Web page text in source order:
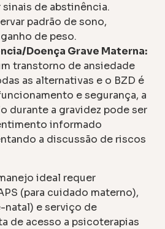
de abstinência.
padrão de sono,
de peso.
Doença Grave Materna:
transtorno de ansiedade
as alternativas e o BZD é
e segurança, a
durante a gravidez pode ser
informado
a discussão de riscos
ideal requer
(para cuidado materno),
natal) e serviço de
de acesso a psicoterapias